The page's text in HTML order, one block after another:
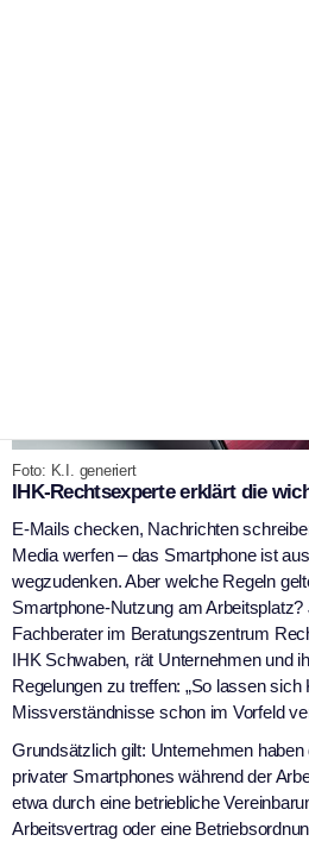
Foto: K.I. generiert
IHK-Rechtsexperte erklärt die
E-Mails checken, Nachrichten
Media werfen – das Smartphone ist
wegzudenken. Aber welche Regeln
Smartphone-Nutzung am
Fachberater im Beratungszentrum
IHK Schwaben, rät Unternehmen und
Regelungen zu treffen: „So lassen sich
Missverständnisse schon im Vorfeld
Grundsätzlich gilt: Unternehmen
privater Smartphones während der
etwa durch eine betriebliche
Arbeitsvertrag oder eine